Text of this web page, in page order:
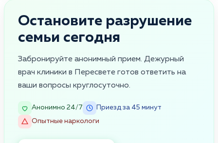
Остановите разрушение
семьи сегодня
Забронируйте анонимный прием. Дежурный
врач клиники в Пересвете готов ответить на
ваши вопросы круглосуточно.
Анонимно 24/7
Приезд за 45 минут
Опытные наркологи